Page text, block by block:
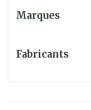
Marques
Fabricants